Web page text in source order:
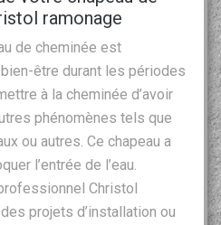
ramonage
de cheminée est
être durant les périodes
à la cheminée d’avoir
phénomènes tels que
ou autres. Ce chapeau a
l’entrée de l’eau.
Christol
projets d’installation ou